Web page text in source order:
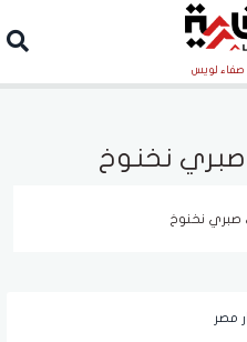
صفاء لويس
نخنوخ
صبري نخنوخ
مصر